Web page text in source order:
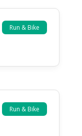
Run & Bike
Run & Bike